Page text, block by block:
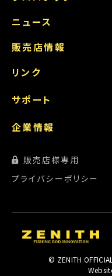
ニュース
販売店情報
リンク
サポート
企業情報
販売店様専用
プライバシーポリシー
© ZENITH